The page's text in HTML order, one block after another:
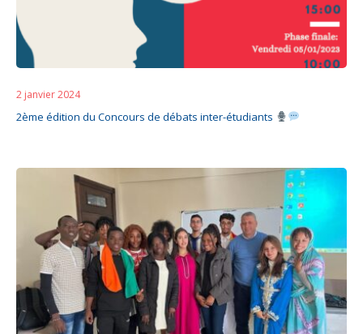
2 janvier 2024
2ème édition du Concours de débats inter-étudiants